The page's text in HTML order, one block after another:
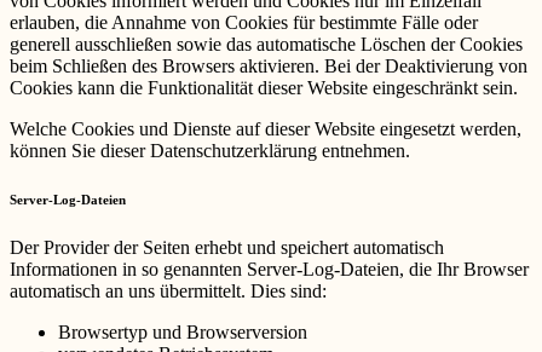
erlauben, die Annahme von Cookies für bestimmte Fälle oder
generell ausschließen sowie das automatische Löschen der Cookies
beim Schließen des Browsers aktivieren. Bei der Deaktivierung von
Cookies kann die Funktionalität dieser Website eingeschränkt sein.
Welche Cookies und Dienste auf dieser Website eingesetzt werden,
können Sie dieser Datenschutzerklärung entnehmen.
Server-Log-Dateien
Der Provider der Seiten erhebt und speichert automatisch
Informationen in so genannten Server-Log-Dateien, die Ihr Browser
automatisch an uns übermittelt. Dies sind:
Browsertyp und Browserversion